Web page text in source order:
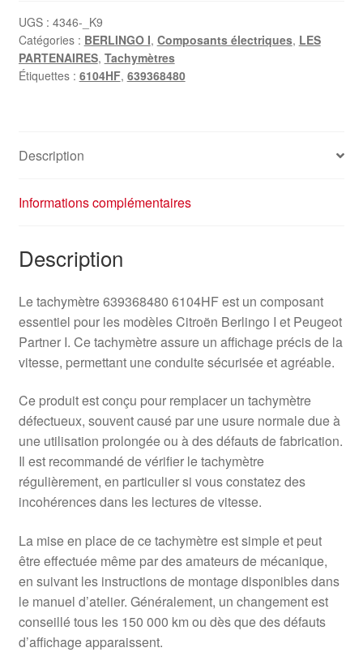
UGS : 4346-_K9
Catégories : BERLINGO I, Composants électriques, LES
PARTENAIRES, Tachymètres
Étiquettes : 6104HF, 639368480
Description
Informations complémentaires
Description
Le tachymètre 639368480 6104HF est un composant
essentiel pour les modèles Citroën Berlingo I et Peugeot
Partner I. Ce tachymètre assure un affichage précis de la
vitesse, permettant une conduite sécurisée et agréable.
Ce produit est conçu pour remplacer un tachymètre
défectueux, souvent causé par une usure normale due à
une utilisation prolongée ou à des défauts de fabrication.
Il est recommandé de vérifier le tachymètre
régulièrement, en particulier si vous constatez des
incohérences dans les lectures de vitesse.
La mise en place de ce tachymètre est simple et peut
être effectuée même par des amateurs de mécanique,
en suivant les instructions de montage disponibles dans
le manuel d’atelier. Généralement, un changement est
conseillé tous les 150 000 km ou dès que des défauts
d’affichage apparaissent.